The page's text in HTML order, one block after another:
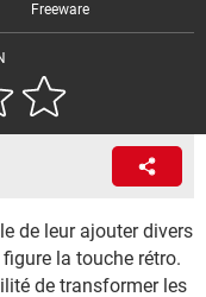
Freeware
de leur ajouter divers
la touche rétro.
de transformer les